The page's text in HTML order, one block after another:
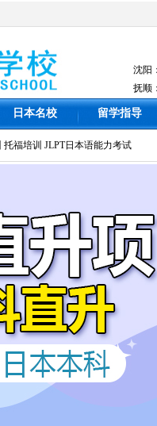
沈阳
抚顺
日本名校 留学指导
托福培训 JLPT日本语能力考试